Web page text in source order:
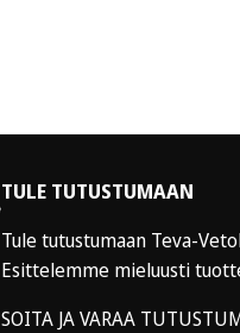
TULE TUTUSTUMAAN
Tule tutustumaan Teva-
Esittelemme mieluusti
SOITA JA VARAA